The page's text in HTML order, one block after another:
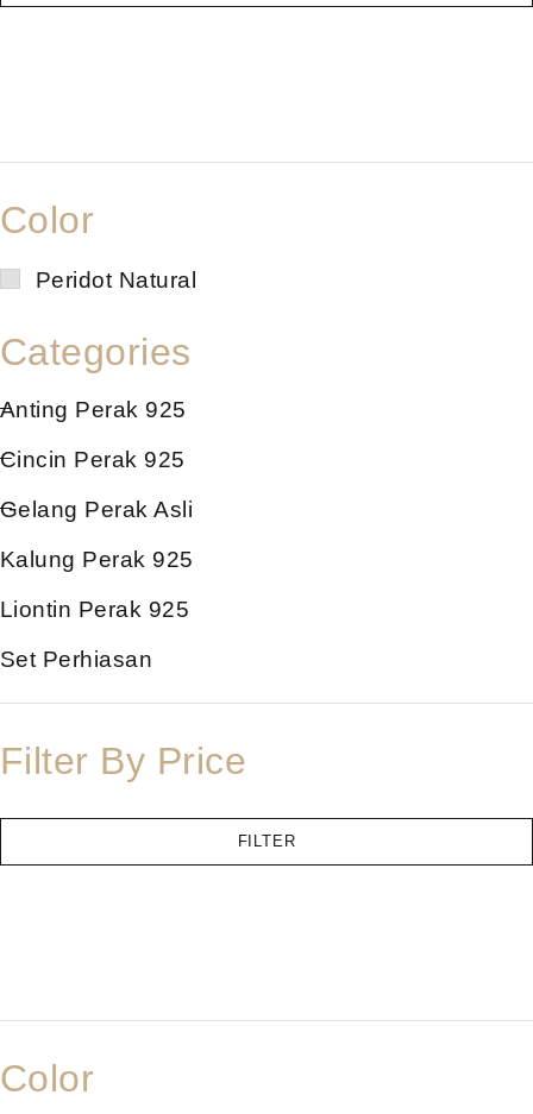
Color
Peridot Natural
Categories
Anting Perak 925
Cincin Perak 925
Gelang Perak Asli
Kalung Perak 925
Liontin Perak 925
Set Perhiasan
Filter By Price
FILTER
Color